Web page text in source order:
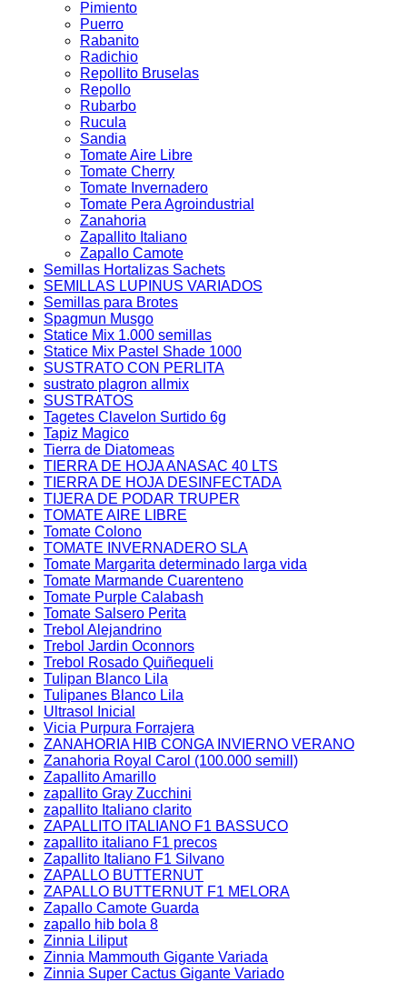
Pimiento
Puerro
Rabanito
Radichio
Repollito Bruselas
Repollo
Rubarbo
Rucula
Sandia
Tomate Aire Libre
Tomate Cherry
Tomate Invernadero
Tomate Pera Agroindustrial
Zanahoria
Zapallito Italiano
Zapallo Camote
Semillas Hortalizas Sachets
SEMILLAS LUPINUS VARIADOS
Semillas para Brotes
Spagmun Musgo
Statice Mix 1.000 semillas
Statice Mix Pastel Shade 1000
SUSTRATO CON PERLITA
sustrato plagron allmix
SUSTRATOS
Tagetes Clavelon Surtido 6g
Tapiz Magico
Tierra de Diatomeas
TIERRA DE HOJA ANASAC 40 LTS
TIERRA DE HOJA DESINFECTADA
TIJERA DE PODAR TRUPER
TOMATE AIRE LIBRE
Tomate Colono
TOMATE INVERNADERO SLA
Tomate Margarita determinado larga vida
Tomate Marmande Cuarenteno
Tomate Purple Calabash
Tomate Salsero Perita
Trebol Alejandrino
Trebol Jardin Oconnors
Trebol Rosado Quiñequeli
Tulipan Blanco Lila
Tulipanes Blanco Lila
Ultrasol Inicial
Vicia Purpura Forrajera
ZANAHORIA HIB CONGA INVIERNO VERANO
Zanahoria Royal Carol (100.000 semill)
Zapallito Amarillo
zapallito Gray Zucchini
zapallito Italiano clarito
ZAPALLITO ITALIANO F1 BASSUCO
zapallito italiano F1 precos
Zapallito Italiano F1 Silvano
ZAPALLO BUTTERNUT
ZAPALLO BUTTERNUT F1 MELORA
Zapallo Camote Guarda
zapallo hib bola 8
Zinnia Liliput
Zinnia Mammouth Gigante Variada
Zinnia Super Cactus Gigante Variado